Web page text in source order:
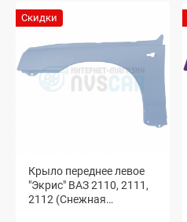
Скидки
Крыло переднее левое
"Экрис" ВАЗ 2110, 2111,
2112 (Снежная